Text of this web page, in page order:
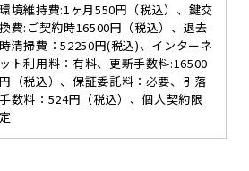
環境維持費:1ヶ月550円（税込）、鍵交
換費:ご契約時16500円（税込）、退去
時清掃費：52250円(税込)、インターネ
ット利用料：有料、更新手数料:16500
円（税込）、保証委託料：必要、引落
手数料：524円（税込）、個人契約限
定